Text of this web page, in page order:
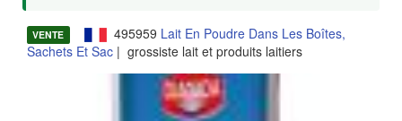
VENTE 495959 Lait En Poudre Dans Les Boîtes,
Sachets Et Sac | grossiste lait et produits laitiers